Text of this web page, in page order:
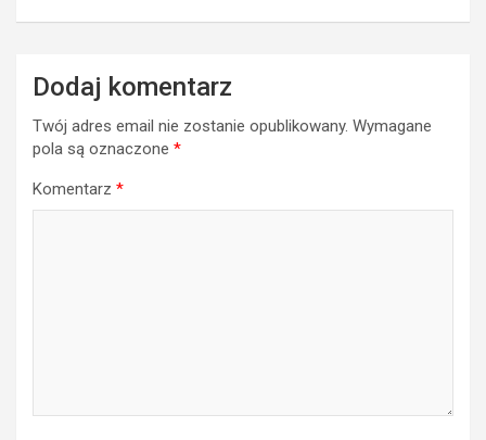
Dodaj komentarz
Twój adres email nie zostanie opublikowany. Wymagane
pola są oznaczone *
Komentarz *